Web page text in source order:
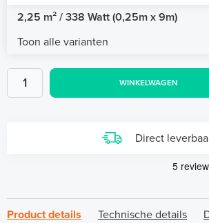
2,25 m² / 338 Watt (0,25m x 9m)
Toon alle varianten
WINKELWAGEN
Direct
Product details Technische details